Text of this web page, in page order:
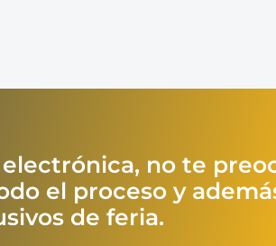
no te
el proceso y
de feria.